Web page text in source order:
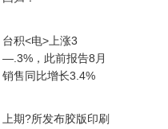
台积<电>上涨3
—.3%，此前报告8月
销售同比增长3.4%
上期?所发布胶版印刷